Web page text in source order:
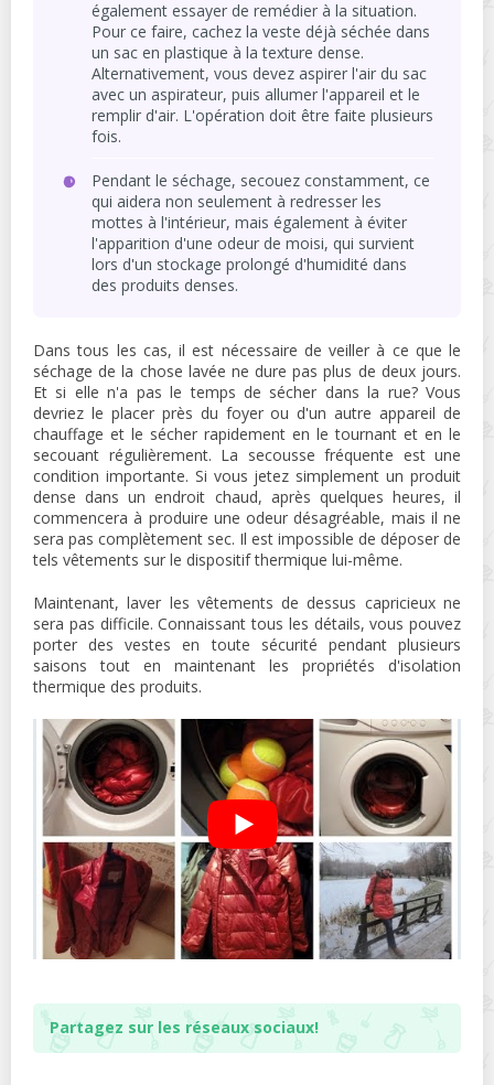
également essayer de remédier à la situation.
Pour ce faire, cachez la veste déjà séchée dans
un sac en plastique à la texture dense.
Alternativement, vous devez aspirer l'air du sac
avec un aspirateur, puis allumer l'appareil et le
remplir d'air. L'opération doit être faite plusieurs
fois.
Pendant le séchage, secouez constamment, ce
qui aidera non seulement à redresser les
mottes à l'intérieur, mais également à éviter
l'apparition d'une odeur de moisi, qui survient
lors d'un stockage prolongé d'humidité dans
des produits denses.
Dans tous les cas, il est nécessaire de veiller à ce que le
séchage de la chose lavée ne dure pas plus de deux jours.
Et si elle n'a pas le temps de sécher dans la rue? Vous
devriez le placer près du foyer ou d'un autre appareil de
chauffage et le sécher rapidement en le tournant et en le
secouant régulièrement. La secousse fréquente est une
condition importante. Si vous jetez simplement un produit
dense dans un endroit chaud, après quelques heures, il
commencera à produire une odeur désagréable, mais il ne
sera pas complètement sec. Il est impossible de déposer de
tels vêtements sur le dispositif thermique lui-même.
Maintenant, laver les vêtements de dessus capricieux ne
sera pas difficile. Connaissant tous les détails, vous pouvez
porter des vestes en toute sécurité pendant plusieurs
saisons tout en maintenant les propriétés d'isolation
thermique des produits.
Partagez sur les réseaux sociaux!